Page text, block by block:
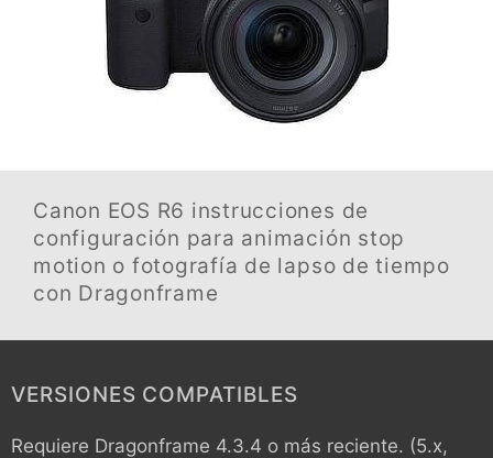
Canon EOS R6 instrucciones de
configuración para animación stop
motion o fotografía de lapso de tiempo
con Dragonframe
VERSIONES COMPATIBLES
Requiere Dragonframe 4.3.4 o más reciente. (5.x,